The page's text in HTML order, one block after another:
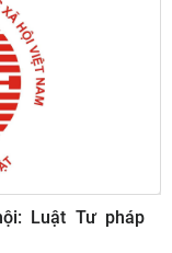
Luật Tư pháp